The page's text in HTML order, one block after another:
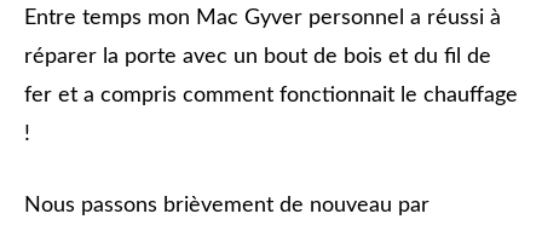
Entre temps mon Mac Gyver personnel a réussi à
réparer la porte avec un bout de bois et du fil de
fer et a compris comment fonctionnait le chauffage
!
Nous passons brièvement de nouveau par